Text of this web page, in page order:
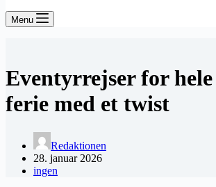
Menu
Eventyrrejser for
ferie med et twist
Redaktionen
28. januar 2026
ingen